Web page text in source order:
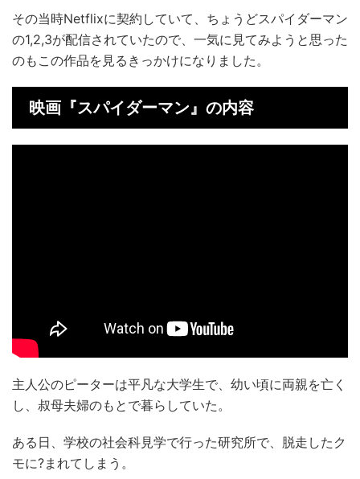
その当時Netflixに契約していて、ちょうどスパイダーマン
の1,2,3が配信されていたので、一気に見てみようと思った
のもこの作品を見るきっかけになりました。
映画『スパイダーマン』の内容
主人公のピーターは平凡な大学生で、幼い頃に両親を亡く
し、叔母夫婦のもとで暮らしていた。
ある日、学校の社会科見学で行った研究所で、脱走したク
モに?まれてしまう。